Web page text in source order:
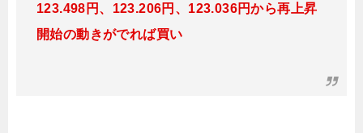
123.498円、123.206円、123.036円から再上昇
開始の動きがでれば買い